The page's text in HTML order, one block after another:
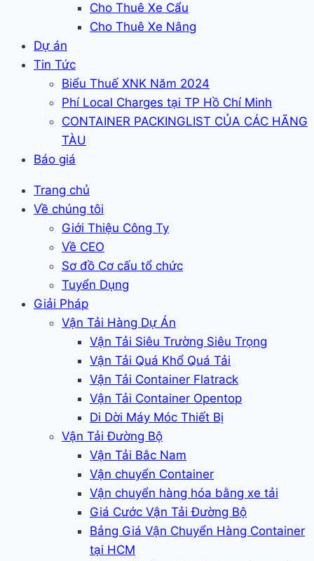
Cho Thuê Xe Cẩu
Cho Thuê Xe Nâng
Dự án
Tin Tức
Biểu Thuế XNK Năm 2024
Phí Local Charges tại TP Hồ Chí Minh
CONTAINER PACKINGLIST CỦA CÁC HÃNG
TÀU
Báo giá
Trang chủ
Về chúng tôi
Giới Thiệu Công Ty
Về CEO
Sơ đồ Cơ cấu tổ chức
Tuyển Dụng
Giải Pháp
Vận Tải Hàng Dự Án
Vận Tải Siêu Trường Siêu Trọng
Vận Tải Quá Khổ Quá Tải
Vận Tải Container Flatrack
Vận Tải Container Opentop
Di Dời Máy Móc Thiết Bị
Vận Tải Đường Bộ
Vận Tải Bắc Nam
Vận chuyển Container
Vận chuyển hàng hóa bằng xe tải
Giá Cước Vận Tải Đường Bộ
Bảng Giá Vận Chuyển Hàng Container
tại HCM